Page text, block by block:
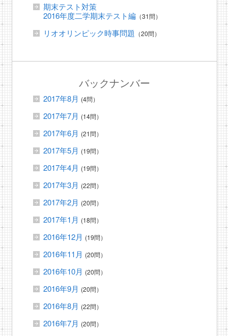
期末テスト対策
2016年度二学期末テスト編（31問）
リオオリンピック時事問題 （20問）
バックナンバー
2017年8月 (4問）
2017年7月 (14問）
2017年6月 (21問）
2017年5月 (19問）
2017年4月 (19問）
2017年3月 (22問）
2017年2月 (20問）
2017年1月 (18問）
2016年12月 (19問）
2016年11月 (20問）
2016年10月 (20問）
2016年9月 (20問）
2016年8月 (22問）
2016年7月 (20問）